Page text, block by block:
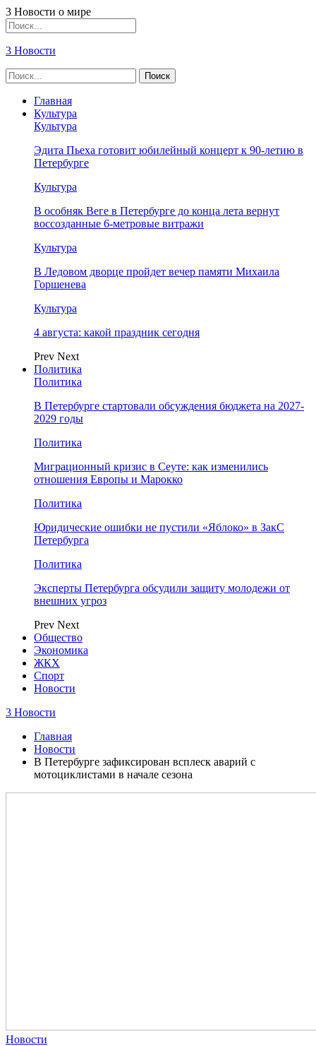
3 Новости о мире
3 Новости
Главная
Культура
Культура
Эдита Пьеха готовит юбилейный концерт к 90-летию в
Петербурге
Культура
В особняк Веге в Петербурге до конца лета вернут
воссозданные 6-метровые витражи
Культура
В Ледовом дворце пройдет вечер памяти Михаила
Горшенева
Культура
4 августа: какой праздник сегодня
Prev Next
Политика
Политика
В Петербурге стартовали обсуждения бюджета на 2027-
2029 годы
Политика
Миграционный кризис в Сеуте: как изменились
отношения Европы и Марокко
Политика
Юридические ошибки не пустили «Яблоко» в ЗакС
Петербурга
Политика
Эксперты Петербурга обсудили защиту молодежи от
внешних угроз
Prev Next
Общество
Экономика
ЖКХ
Спорт
Новости
3 Новости
Главная
Новости
В Петербурге зафиксирован всплеск аварий с
мотоциклистами в начале сезона
Новости